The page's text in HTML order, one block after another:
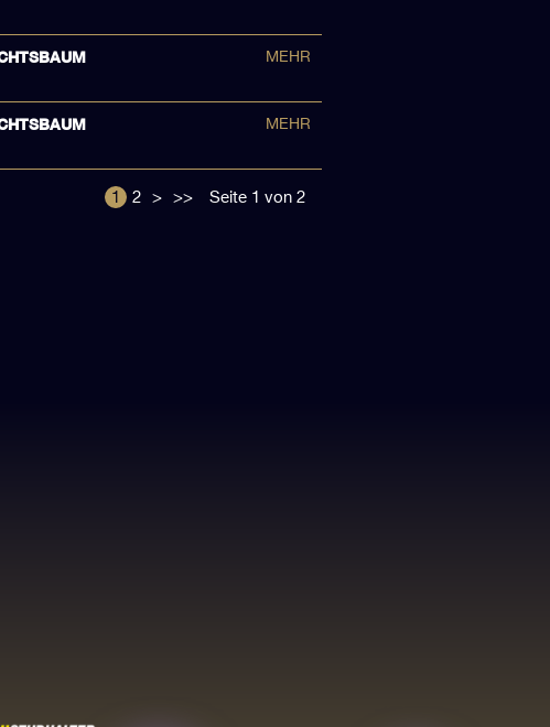
MEHR
MEHR
1 2 > >> Seite 1 von 2